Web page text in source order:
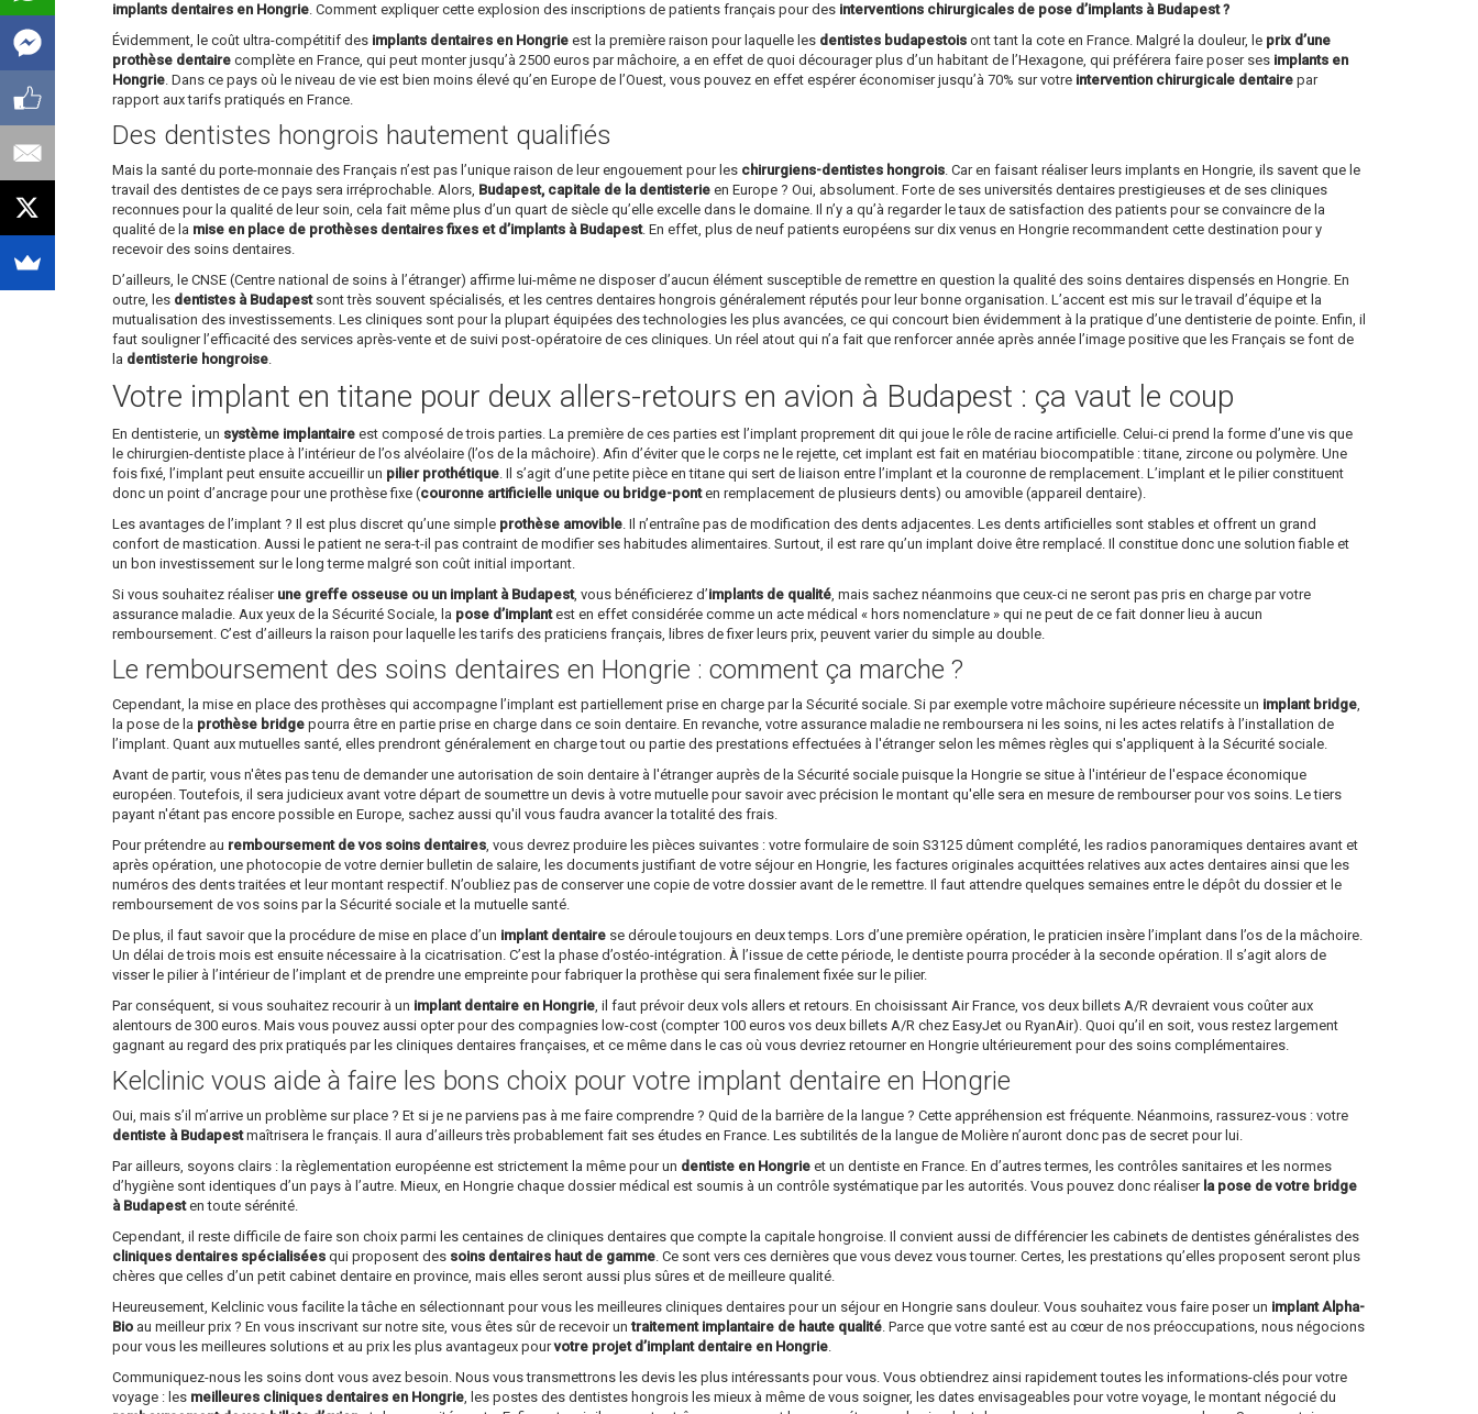
implants dentaires en Hongrie. Comment expliquer cette explosion des inscriptions de patients français pour des interventions chirurgicales de pose d’implants à Budapest ?
Évidemment, le coût ultra-compétitif des implants dentaires en Hongrie est la première raison pour laquelle les dentistes budapestois ont tant la cote en France. Malgré la douleur, le prix d’une
prothèse dentaire complète en France, qui peut monter jusqu’à 2500 euros par mâchoire, a en effet de quoi décourager plus d’un habitant de l’Hexagone, qui préférera faire poser ses implants en
Hongrie. Dans ce pays où le niveau de vie est bien moins élevé qu’en Europe de l’Ouest, vous pouvez en effet espérer économiser jusqu’à 70% sur votre intervention chirurgicale dentaire par
rapport aux tarifs pratiqués en France.
Des dentistes hongrois hautement qualifiés
Mais la santé du porte-monnaie des Français n’est pas l’unique raison de leur engouement pour les chirurgiens-dentistes hongrois. Car en faisant réaliser leurs implants en Hongrie, ils savent que le
travail des dentistes de ce pays sera irréprochable. Alors, Budapest, capitale de la dentisterie en Europe ? Oui, absolument. Forte de ses universités dentaires prestigieuses et de ses cliniques
reconnues pour la qualité de leur soin, cela fait même plus d’un quart de siècle qu’elle excelle dans le domaine. Il n’y a qu’à regarder le taux de satisfaction des patients pour se convaincre de la
qualité de la mise en place de prothèses dentaires fixes et d’implants à Budapest. En effet, plus de neuf patients européens sur dix venus en Hongrie recommandent cette destination pour y
recevoir des soins dentaires.
D’ailleurs, le CNSE (Centre national de soins à l’étranger) affirme lui-même ne disposer d’aucun élément susceptible de remettre en question la qualité des soins dentaires dispensés en Hongrie. En
outre, les dentistes à Budapestsont très souvent spécialisés, et les centres dentaires hongrois généralement réputés pour leur bonne organisation. L’accent est mis sur le travail d’équipe et la
mutualisation des investissements. Les cliniques sont pour la plupart équipées des technologies les plus avancées, ce qui concourt bien évidemment à la pratique d’une dentisterie de pointe. Enfin, il
faut souligner l’efficacité des services après-vente et de suivi post-opératoire de ces cliniques. Un réel atout qui n’a fait que renforcer année après année l’image positive que les Français se font de
la dentisterie hongroise.
Votre implant en titane pour deux allers-retours en avion à Budapest : ça vaut le coup
En dentisterie, un système implantaire est composé de trois parties. La première de ces parties est l’implant proprement dit qui joue le rôle de racine artificielle. Celui-ci prend la forme d’une vis que
le chirurgien-dentiste place à l’intérieur de l’os alvéolaire (l’os de la mâchoire). Afin d’éviter que le corps ne le rejette, cet implant est fait en matériau biocompatible : titane, zircone ou polymère. Une
fois fixé, l’implant peut ensuite accueillir un pilier prothétique. Il s’agit d’une petite pièce en titane qui sert de liaison entre l’implant et la couronne de remplacement. L’implant et le pilier constituent
donc un point d’ancrage pour une prothèse fixe (couronne artificielle unique ou bridge-ponten remplacement de plusieurs dents) ou amovible (appareil dentaire).
Les avantages de l’implant ? Il est plus discret qu’une simple prothèse amovible. Il n’entraîne pas de modification des dents adjacentes. Les dents artificielles sont stables et offrent un grand
confort de mastication. Aussi le patient ne sera-t-il pas contraint de modifier ses habitudes alimentaires. Surtout, il est rare qu’un implant doive être remplacé. Il constitue donc une solution fiable et
un bon investissement sur le long terme malgré son coût initial important.
Si vous souhaitez réaliser une greffe osseuse ou un implant à Budapest, vous bénéficierez d’implants de qualité, mais sachez néanmoins que ceux-ci ne seront pas pris en charge par votre
assurance maladie. Aux yeux de la Sécurité Sociale, la pose d’implantest en effet considérée comme un acte médical « hors nomenclature » qui ne peut de ce fait donner lieu à aucun
remboursement. C’est d’ailleurs la raison pour laquelle les tarifs des praticiens français, libres de fixer leurs prix, peuvent varier du simple au double.
Le remboursement des soins dentaires en Hongrie : comment ça marche ?
Cependant, la mise en place des prothèses qui accompagne l’implant est partiellement prise en charge par la Sécurité sociale. Si par exemple votre mâchoire supérieure nécessite un implant bridge,
la pose de la prothèse bridge pourra être en partie prise en charge dans ce soin dentaire. En revanche, votre assurance maladie ne remboursera ni les soins, ni les actes relatifs à l’installation de
l’implant. Quant aux mutuelles santé, elles prendront généralement en charge tout ou partie des prestations effectuées à l'étranger selon les mêmes règles qui s'appliquent à la Sécurité sociale.
Avant de partir, vous n'êtes pas tenu de demander une autorisation de soin dentaire à l'étranger auprès de la Sécurité sociale puisque la Hongrie se situe à l'intérieur de l'espace économique
européen. Toutefois, il sera judicieux avant votre départ de soumettre un devis à votre mutuelle pour savoir avec précision le montant qu'elle sera en mesure de rembourser pour vos soins. Le tiers
payant n'étant pas encore possible en Europe, sachez aussi qu'il vous faudra avancer la totalité des frais.
Pour prétendre au remboursement de vos soins dentaires, vous devrez produire les pièces suivantes : votre formulaire de soin S3125 dûment complété, les radios panoramiques dentaires avant et
après opération, une photocopie de votre dernier bulletin de salaire, les documents justifiant de votre séjour en Hongrie, les factures originales acquittées relatives aux actes dentaires ainsi que les
numéros des dents traitées et leur montant respectif. N’oubliez pas de conserver une copie de votre dossier avant de le remettre. Il faut attendre quelques semaines entre le dépôt du dossier et le
remboursement de vos soins par la Sécurité sociale et la mutuelle santé.
De plus, il faut savoir que la procédure de mise en place d’un implant dentaire se déroule toujours en deux temps. Lors d’une première opération, le praticien insère l’implant dans l’os de la mâchoire.
Un délai de trois mois est ensuite nécessaire à la cicatrisation. C’est la phase d’ostéo-intégration. À l’issue de cette période, le dentiste pourra procéder à la seconde opération. Il s’agit alors de
visser le pilier à l’intérieur de l’implant et de prendre une empreinte pour fabriquer la prothèse qui sera finalement fixée sur le pilier.
Par conséquent, si vous souhaitez recourir à un implant dentaire en Hongrie, il faut prévoir deux vols allers et retours. En choisissant Air France, vos deux billets A/R devraient vous coûter aux
alentours de 300 euros. Mais vous pouvez aussi opter pour des compagnies low-cost (compter 100 euros vos deux billets A/R chez EasyJet ou RyanAir). Quoi qu’il en soit, vous restez largement
gagnant au regard des prix pratiqués par les cliniques dentaires françaises, et ce même dans le cas où vous devriez retourner en Hongrie ultérieurement pour des soins complémentaires.
Kelclinic vous aide à faire les bons choix pour votre implant dentaire en Hongrie
Oui, mais s’il m’arrive un problème sur place ? Et si je ne parviens pas à me faire comprendre ? Quid de la barrière de la langue ? Cette appréhension est fréquente. Néanmoins, rassurez-vous : votre
dentiste à Budapestmaîtrisera le français. Il aura d’ailleurs très probablement fait ses études en France. Les subtilités de la langue de Molière n’auront donc pas de secret pour lui.
Par ailleurs, soyons clairs : la règlementation européenne est strictement la même pour un dentiste en Hongrie et un dentiste en France. En d’autres termes, les contrôles sanitaires et les normes
d’hygiène sont identiques d’un pays à l’autre. Mieux, en Hongrie chaque dossier médical est soumis à un contrôle systématique par les autorités. Vous pouvez donc réaliser la pose de votre bridge
à Budapesten toute sérénité.
Cependant, il reste difficile de faire son choix parmi les centaines de cliniques dentaires que compte la capitale hongroise. Il convient aussi de différencier les cabinets de dentistes généralistes des
cliniques dentaires spécialisées qui proposent des soins dentaires haut de gamme. Ce sont vers ces dernières que vous devez vous tourner. Certes, les prestations qu’elles proposent seront plus
chères que celles d’un petit cabinet dentaire en province, mais elles seront aussi plus sûres et de meilleure qualité.
Heureusement, Kelclinic vous facilite la tâche en sélectionnant pour vous les meilleures cliniques dentaires pour un séjour en Hongrie sans douleur. Vous souhaitez vous faire poser un implant Alpha-
Bio au meilleur prix ? En vous inscrivant sur notre site, vous êtes sûr de recevoir untraitement implantaire de haute qualité. Parce que votre santé est au cœur de nos préoccupations, nous négocions
pour vous les meilleures solutions et au prix les plus avantageux pourvotre projet d’implant dentaire en Hongrie.
Communiquez-nous les soins dont vous avez besoin. Nous vous transmettrons les devis les plus intéressants pour vous. Vous obtiendrez ainsi rapidement toutes les informations-clés pour votre
voyage : les meilleures cliniques dentaires en Hongrie, les postes des dentistes hongrois les mieux à même de vous soigner, les dates envisageables pour votre voyage, le montant négocié du